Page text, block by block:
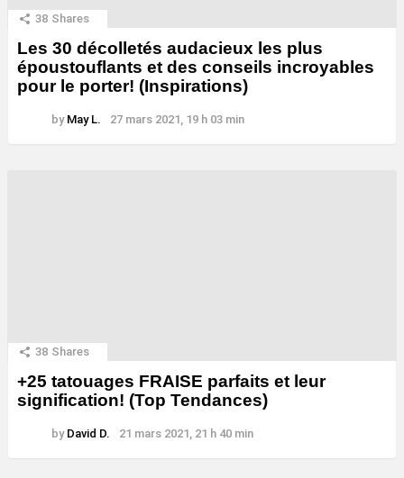
38 Shares
Les 30 décolletés audacieux les plus
époustouflants et des conseils incroyables
pour le porter! (Inspirations)
by May L. 27 mars 2021, 19 h 03 min
38 Shares
+25 tatouages ​​FRAISE parfaits et leur
signification! (Top Tendances)
by David D. 21 mars 2021, 21 h 40 min